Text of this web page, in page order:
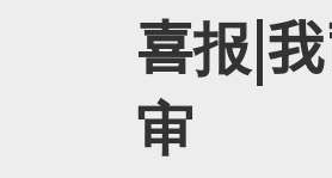
喜报|
审